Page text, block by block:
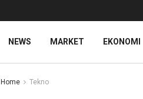
NEWS MARKET EKONOMI
Home Tekno